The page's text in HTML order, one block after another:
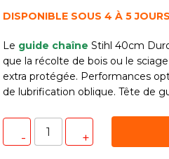
DISPONIBLE SOUS 4 À 5 JOURS
Le guide chaîne Stihl 40cm
que la récolte de bois ou le
extra protégée. Performances
de lubrification oblique. Tête de